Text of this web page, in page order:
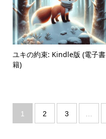
ユキの約束: Kindle版 (電子書
籍)
1 2 3